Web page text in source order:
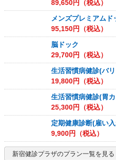
89,650円（税込）
メンズプレミアムド
95,150円（税込）
脳ドック
29,700円（税込）
生活習慣病健診(バ
19,800円（税込）
生活習慣病健診(胃
25,300円（税込）
定期健康診断(雇い
9,900円（税込）
新宿健診プラザのプラン一覧を見る